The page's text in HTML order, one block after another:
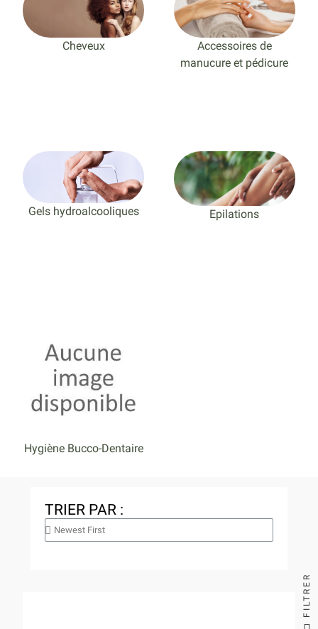
Cheveux
Accessoires de
manucure et pédicure
Gels hydroalcooliques Epilations
Hygiène Bucco-Dentaire
TRIER PAR :
FILTRER